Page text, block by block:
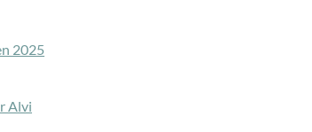
2025
Alvi